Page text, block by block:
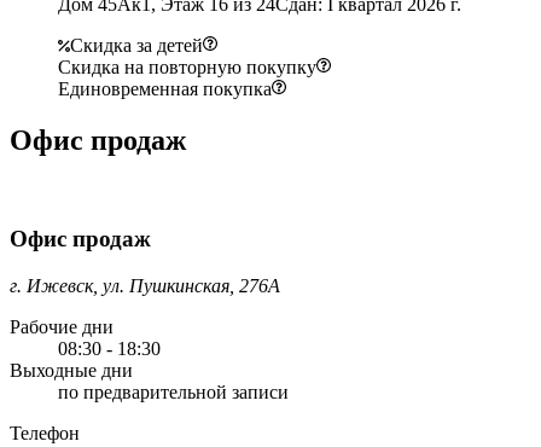
Дом 45Ак1, Этаж 16 из 24Сдан: I квартал 2026 г.
Скидка за детей
Скидка на повторную покупку
Единовременная покупка
Офис продаж
Офис продаж
г. Ижевск, ул. Пушкинская, 276А
Рабочие дни
08:30 - 18:30
Выходные дни
по предварительной записи
Телефон